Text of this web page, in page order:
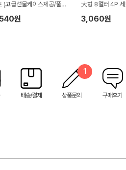
(고급선물케이스제공/풀칼
쇄) 원
大형 8컬러 4P 세
3,060원
배송/결제 상품문의
1
구매후기